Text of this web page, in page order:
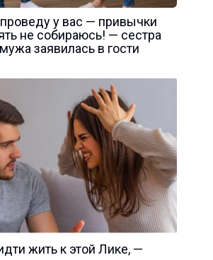
у вас — привычки
не собираюсь! — сестра
заявилась в гости
жить к этой Лике, —